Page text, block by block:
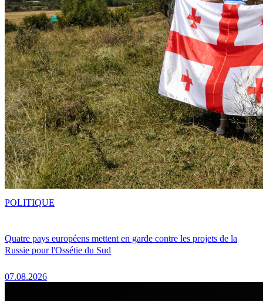
Quatre pays européens mettent en garde contre les projets de la
Russie pour l'Ossétie du Sud
07.08.2026
POLITIQUE